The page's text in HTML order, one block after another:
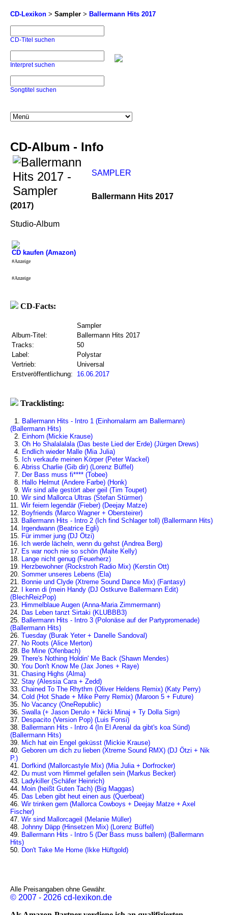
CD-Lexikon > Sampler > Ballermann Hits 2017
CD-Titel suchen
Interpret suchen
Songtitel suchen
CD-Album - Info
SAMPLER
Ballermann Hits 2017
(2017)
Studio-Album
CD kaufen (Amazon)
#Anzeige
#Anzeige
CD-Facts:
Sampler
Album-Titel:
Ballermann Hits 2017
Tracks:
50
Label:
Polystar
Vertrieb:
Universal
Erstveröffentlichung:
16.06.2017
Tracklisting:
1. Ballermann Hits - Intro 1 (Einhornalarm am Ballermann)
(Ballermann Hits)
2. Einhorn (Mickie Krause)
3. Oh Ho Shalalalala (Das beste Lied der Erde) (Jürgen Drews)
4. Endlich wieder Malle (Mia Julia)
5. Ich verkaufe meinen Körper (Peter Wackel)
6. Abriss Charlie (Gib dir) (Lorenz Büffel)
7. Der Bass muss fi**** (Tobee)
8. Hallo Helmut (Andere Farbe) (Honk)
9. Wir sind alle gestört aber geil (Tim Toupet)
10. Wir sind Mallorca Ultras (Stefan Stürmer)
11. Wir feiern legendär (Fieber) (Deejay Matze)
12. Boyfriends (Marco Wagner + Obersteirer)
13. Ballermann Hits - Intro 2 (Ich find Schlager toll) (Ballermann Hits)
14. Irgendwann (Beatrice Egli)
15. Für immer jung (DJ Ötzi)
16. Ich werde lächeln, wenn du gehst (Andrea Berg)
17. Es war noch nie so schön (Maite Kelly)
18. Lange nicht genug (Feuerherz)
19. Herzbewohner (Rockstroh Radio Mix) (Kerstin Ott)
20. Sommer unseres Lebens (Ela)
21. Bonnie und Clyde (Xtreme Sound Dance Mix) (Fantasy)
22.
I kenn di (mein Handy (DJ Ostkurve Ballermann Edit)
(BlechReizPop)
23. Himmelblaue Augen (Anna-Maria Zimmermann)
24. Das Leben tanzt Sirtaki (KLUBBB3)
25. Ballermann Hits - Intro 3 (Polonäse auf der Partypromenade)
(Ballermann Hits)
26. Tuesday (Burak Yeter + Danelle Sandoval)
27. No Roots (Alice Merton)
28. Be Mine (Ofenbach)
29. There's Nothing Holdin' Me Back (Shawn Mendes)
30. You Don't Know Me (Jax Jones + Raye)
31. Chasing Highs (Alma)
32. Stay (Alessia Cara + Zedd)
33. Chained To The Rhythm (Oliver Heldens Remix) (Katy Perry)
34. Cold (Hot Shade + Mike Perry Remix) (Maroon 5 + Future)
35. No Vacancy (OneRepublic)
36. Swalla (+ Jason Derulo + Nicki Minaj + Ty Dolla Sign)
37. Despacito (Version Pop) (Luis Fonsi)
38. Ballermann Hits - Intro 4 (In El Arenal da gibt's koa Sünd)
(Ballermann Hits)
39. Mich hat ein Engel geküsst (Mickie Krause)
40. Geboren um dich zu lieben (Xtreme Sound RMX) (DJ Ötzi + Nik
P.)
41. Dorfkind (Mallorcastyle Mix) (Mia Julia + Dorfrocker)
42. Du must vom Himmel gefallen sein (Markus Becker)
43. Ladykiller (Schäfer Heinrich)
44. Moin (heißt Guten Tach) (Big Maggas)
45. Das Leben gibt heut einen aus (Querbeat)
46. Wir trinken gern (Mallorca Cowboys + Deejay Matze + Axel
Fischer)
47. Wir sind Mallorcageil (Melanie Müller)
48. Johnny Däpp (Hinsetzen Mix) (Lorenz Büffel)
49. Ballermann Hits - Intro 5 (Der Bass muss ballern) (Ballermann
Hits)
50. Don't Take Me Home (Ikke Hüftgold)
Alle Preisangaben ohne Gewähr.
© 2007 - 2026 cd-lexikon.de